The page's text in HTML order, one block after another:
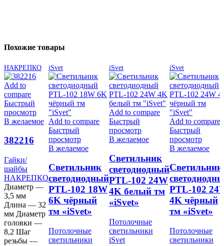
Похожие товары
НАКРЕПКО
Add to
compare
Быстрый
просмотр
В желаемое
382216
Гайки/
шайбы
НАКРЕПКО
Диаметр —
3,5 мм
Длина — 32
мм Диаметр
головки —
8,2 Шаг
резьбы —
iSvet
Add to compare
Быстрый
просмотр
В желаемое
Cветильник
светодиодный
PTL-102 18W
6K чёрный
тм «iSvet»
Потолочные
светильники
iSvet
Add to compare
Быстрый
просмотр
В желаемое
Cветильник
светодиодный
PTL-102 24W
4K белый тм
«iSvet»
Потолочные
светильники
iSvet
iSvet
Add to compare
Быстрый
просмотр
В желаемое
Cветильник
PTL-102
4K чёрный
тм «iSvet»
Потолочные
светильники